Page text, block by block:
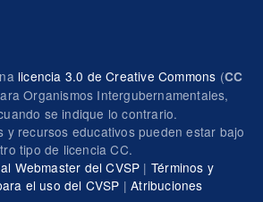
licencia 3.0 de Creative Commons (CC
Organismos Intergubernamentales,
se indique lo contrario.
y recursos educativos pueden estar bajo
tipo de licencia CC.
Webmaster del CVSP | Términos y
el uso del CVSP |Atribuciones